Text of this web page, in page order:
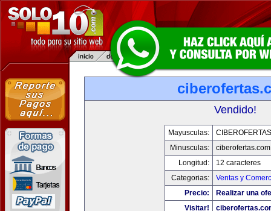
Vendido!
Mayusculas:
Minusculas:
ciberofertas.com
Longitud:
12 caracteres
Categorias:
Ventas y
Precio:
Realizar una
Visitar!